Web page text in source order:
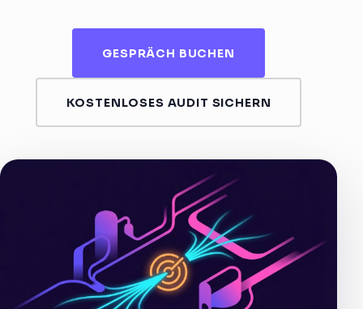
GESPRÄCH BUCHEN
KOSTENLOSES AUDIT SICHERN